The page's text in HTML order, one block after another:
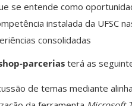
se entende como
instalada da UFSC
consolidadas
parcerias terá as
de temas mediante